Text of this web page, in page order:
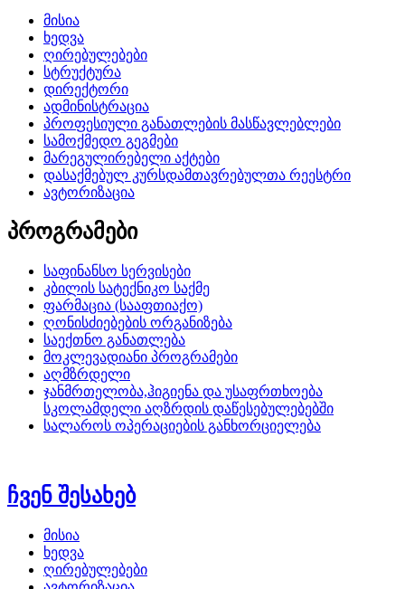
მისია
ხედვა
ღირებულებები
სტრუქტურა
დირექტორი
ადმინისტრაცია
პროფესიული განათლების მასწავლებლები
სამოქმედო გეგმები
მარეგულირებელი აქტები
დასაქმებულ კურსდამთავრებულთა რეესტრი
ავტორიზაცია
პროგრამები
საფინანსო სერვისები
კბილის სატექნიკო საქმე
ფარმაცია (სააფთიაქო)
ღონისძიებების ორგანიზება
საექთნო განათლება
მოკლევადიანი პროგრამები
აღმზრდელი
ჯანმრთელობა,ჰიგიენა და უსაფრთხოება
სკოლამდელი აღზრდის დაწესებულებებში
სალაროს ოპერაციების განხორციელება
ჩვენ შესახებ
მისია
ხედვა
ღირებულებები